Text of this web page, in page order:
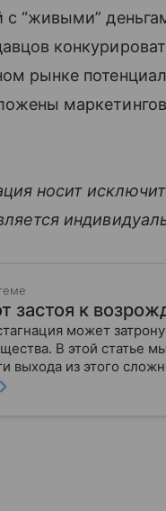
с “живыми”
рынке
носит
застоя к
может
В этой статье
выхода из этого